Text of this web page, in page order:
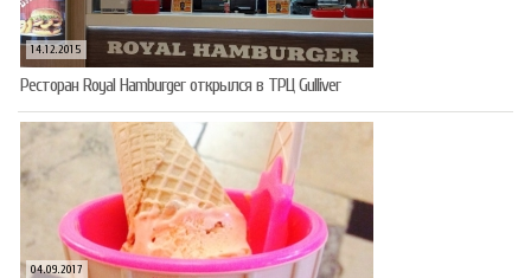
14.12.2015
Ресторан Royal Hamburger открылся в ТРЦ Gulliver
04.09.2017